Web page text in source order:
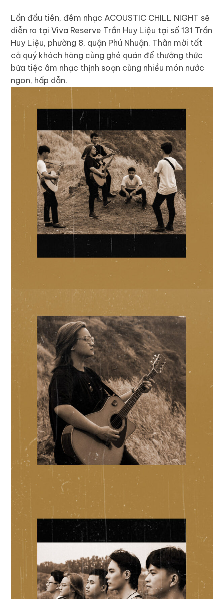
Lần đầu tiên, đêm nhạc ACOUSTIC CHILL NIGHT sẽ
diễn ra tại Viva Reserve Trần Huy Liệu tại số 131 Trần
Huy Liệu, phường 8, quận Phú Nhuận. Thân mời tất
cả quý khách hàng cùng ghé quán để thưởng thức
bữa tiệc âm nhạc thịnh soạn cùng nhiều món nước
ngon, hấp dẫn.